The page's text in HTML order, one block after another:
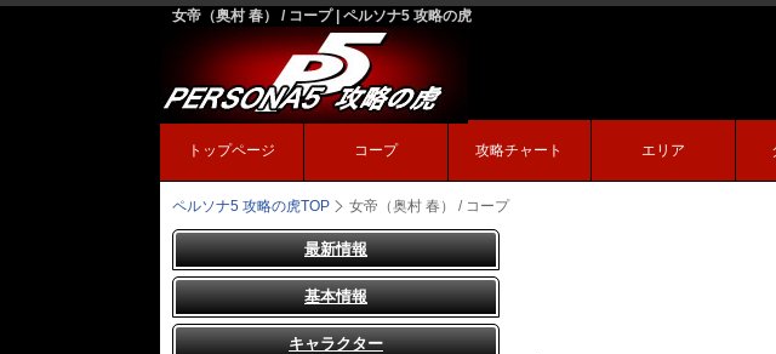
女帝（奥村 春） / コープ | ペルソナ5 攻略の虎
トップページ コープ 攻略チャート エリア
ペルソナ5 攻略の虎TOP 女帝（奥村 春） / コープ
最新情報
基本情報
キャラクター